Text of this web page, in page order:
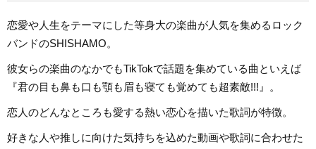
恋愛や人生をテーマにした等身大の楽曲が人気を集めるロック
バンドのSHISHAMO。
彼女らの楽曲のなかでもTikTokで話題を集めている曲といえば
『君の目も鼻も口も顎も眉も寝ても覚めても超素敵!!!』。
恋人のどんなところも愛する熱い恋心を描いた歌詞が特徴。
好きな人や推しに向けた気持ちを込めた動画や歌詞に合わせた